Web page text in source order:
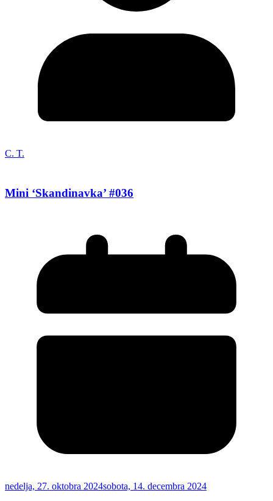
C. T.
Mini ‘Skandinavka’ #036
nedelja, 27. oktobra 2024sobota, 14. decembra 2024